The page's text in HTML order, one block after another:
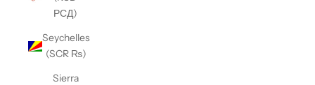
РСД)
Seychelles
(SCR ₨)
Sierra